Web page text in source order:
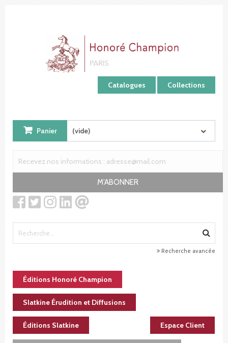
Catalogues Collections
Panier (vide)
M'ABONNER
Recherche avancée
Éditions Honoré Champion
Slatkine Érudition et Diffusions
Éditions Slatkine Espace Client